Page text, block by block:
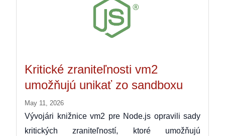
Kritické zraniteľnosti vm2
umožňujú unikať zo sandboxu
May 11, 2026
Vývojári knižnice vm2 pre Node.js opravili sady
kritických zraniteľností, ktoré umožňujú